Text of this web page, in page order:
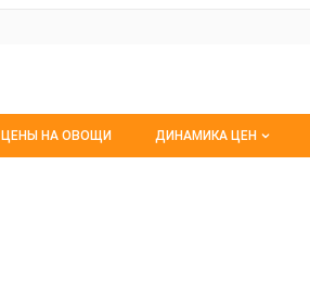
ЦЕНЫ НА ОВОЩИ ДИНАМИКА ЦЕН
продукты